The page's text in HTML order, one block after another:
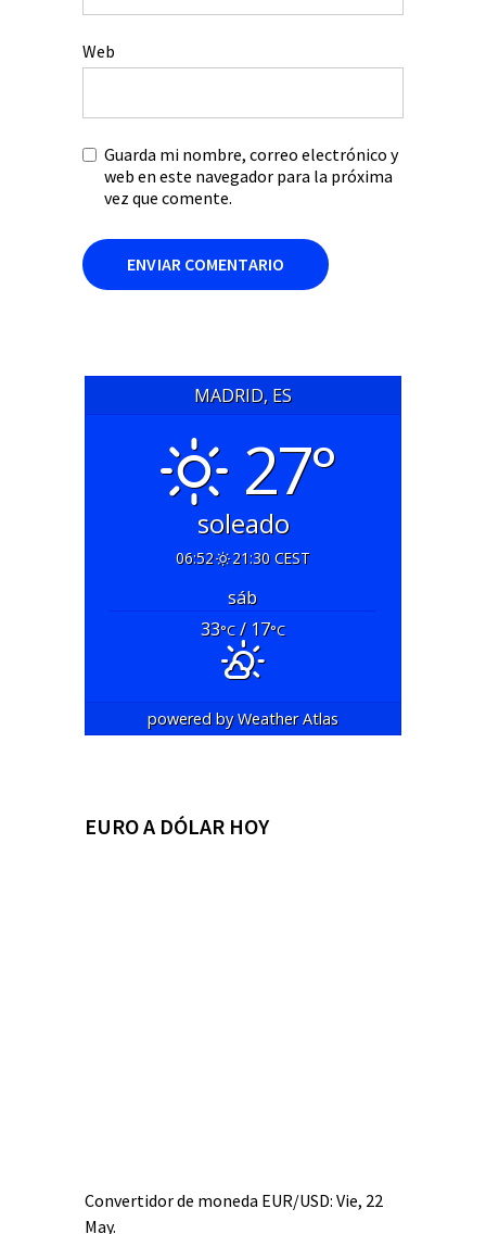
Web
Guarda mi nombre, correo electrónico y
web en este navegador para la próxima
vez que comente.
MADRID, ES
27°
soleado
06:52 21:30 CEST
sáb
33°C/ 17°C
powered byWeather Atlas
EURO A DÓLAR HOY
Convertidor de moneda EUR/USD: Vie, 22
May.